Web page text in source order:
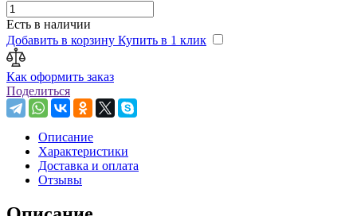
Есть в наличии
Добавить в корзину Купить в 1 клик
Как оформить заказ
Поделиться
Описание
Характеристики
Доставка и оплата
Отзывы